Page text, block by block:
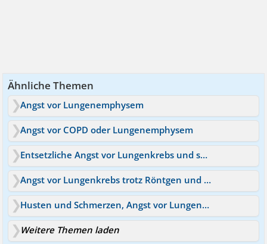
Ähnliche Themen
Angst vor Lungenemphysem
Angst vor COPD oder Lungenemphysem
Entsetzliche Angst vor Lungenkrebs und so süchtig
Angst vor Lungenkrebs trotz Röntgen und CT
Husten und Schmerzen, Angst vor Lungenkrebs
Weitere Themen laden